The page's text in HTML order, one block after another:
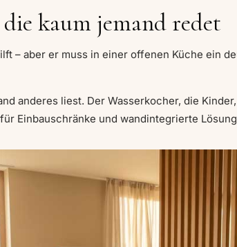
kaum jemand redet
– aber er muss in einer offenen Küche ein
anderes liest. Der Wasserkocher, die
Einbauschränke und wandintegrierte